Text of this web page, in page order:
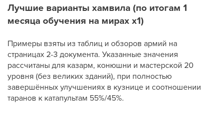
Лучшие варианты хамвила (по итогам 1
месяца обучения на мирах x1)
Примеры взяты из таблиц и обзоров армий на
страницах 2-3 документа. Указанные значения
рассчитаны для казарм, конюшни и мастерской 20
уровня (без великих зданий), при полностью
завершённых улучшениях в кузнице и соотношении
таранов к катапультам 55%/45%.